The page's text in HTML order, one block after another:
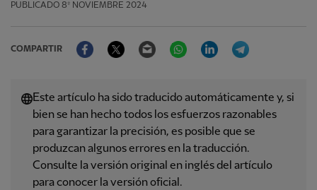
PUBLICADO 8º NOVIEMBRE 2024
COMPARTIR
FacebookTwitter Email WhatsAppLinkedIn
Este artículo ha sido traducido automáticamente y, si
bien se han hecho todos los esfuerzos razonables
para garantizar la precisión, es posible que se
produzcan algunos errores en la traducción.
Consulte la versión original en inglés del artículo
para conocer la versión oficial.